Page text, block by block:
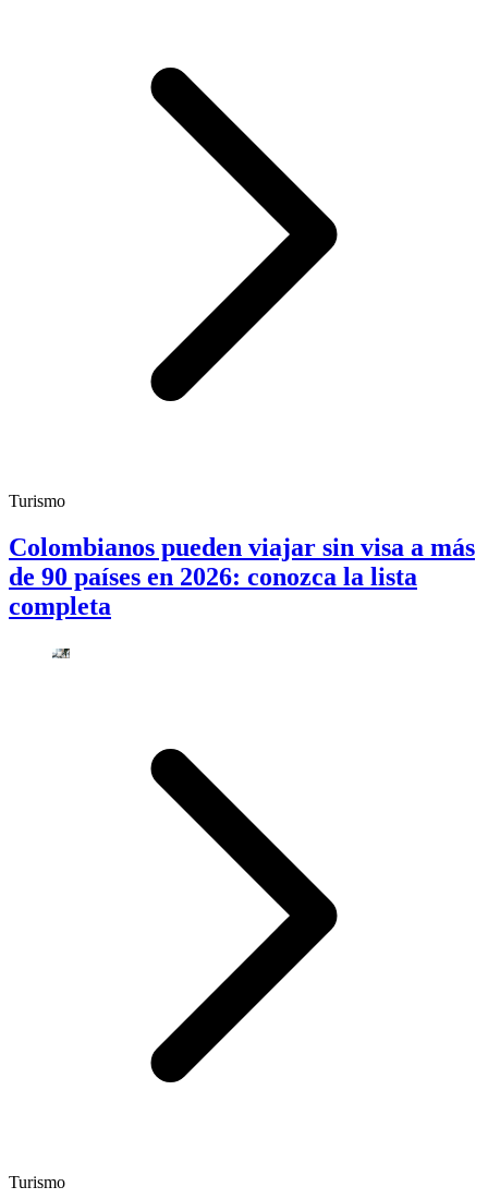
Turismo
Colombianos pueden viajar sin visa a más
de 90 países en 2026: conozca la lista
completa
Turismo